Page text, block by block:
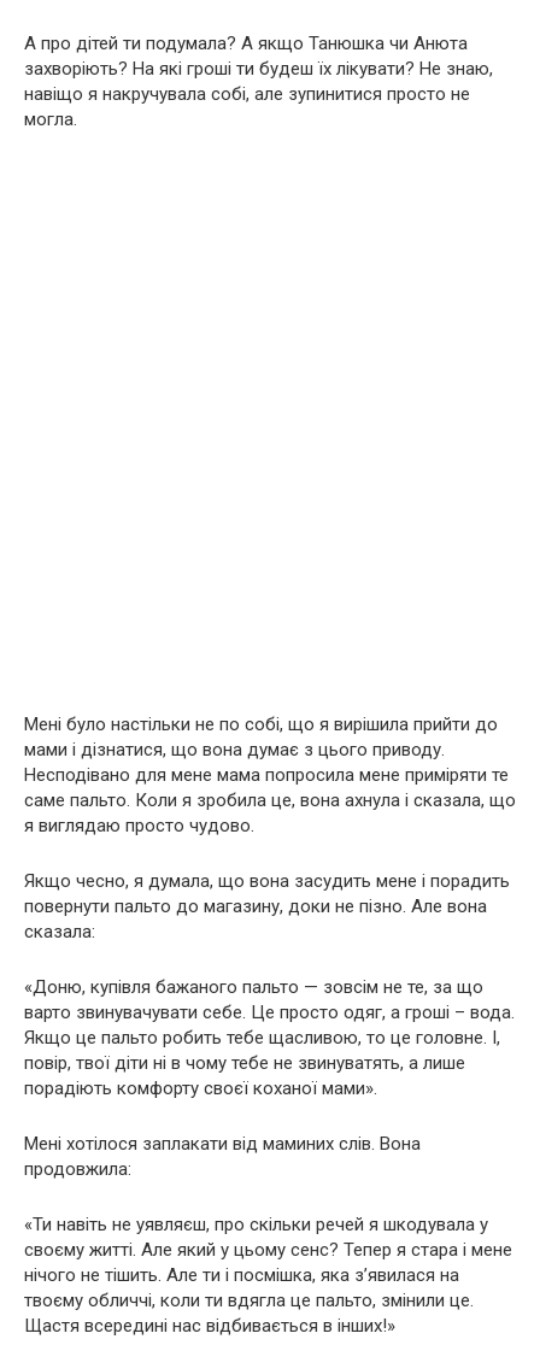
А про дітей ти подумала? А якщо Танюшка чи Анюта
захворіють? На які гроші ти будеш їх лікувати? Не знаю,
навіщо я накручувала собі, але зупинитися просто не
могла.
Мені було настільки не по собі, що я вирішила прийти до
мами і дізнатися, що вона думає з цього приводу.
Несподівано для мене мама попросила мене приміряти те
саме пальто. Коли я зробила це, вона ахнула і сказала, що
я виглядаю просто чудово.
Якщо чесно, я думала, що вона засудить мене і порадить
повернути пальто до магазину, доки не пізно. Але вона
сказала:
«Доню, купівля бажаного пальто — зовсім не те, за що
варто звинувачувати себе. Це просто одяг, а гроші – вода.
Якщо це пальто робить тебе щасливою, то це головне. І,
повір, твої діти ні в чому тебе не звинуватять, а лише
порадіють комфорту своєї коханої мами».
Мені хотілося заплакати від маминих слів. Вона
продовжила:
«Ти навіть не уявляєш, про скільки речей я шкодувала у
своєму житті. Але який у цьому сенс? Тепер я стара і мене
нічого не тішить. Але ти і посмішка, яка з’явилася на
твоєму обличчі, коли ти вдягла це пальто, змінили це.
Щастя всередині нас відбивається в інших!»